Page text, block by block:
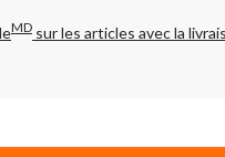
MD sur les articles avec la